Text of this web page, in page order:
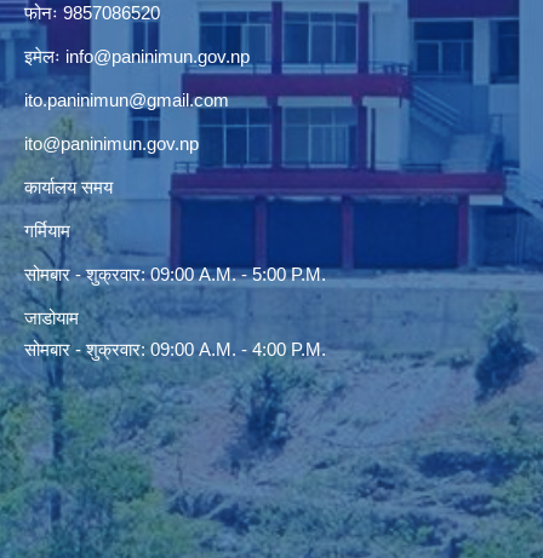
फोनः 9857086520
इमेलः info@paninimun.gov.np
ito.paninimun@gmail.com
ito@paninimun.gov.np
कार्यालय समय
गर्मियाम
सोमबार - शुक्रवार: 09:00 A.M. - 5:00 P.M.
जाडोयाम
सोमबार - शुक्रवार: 09:00 A.M. - 4:00 P.M.